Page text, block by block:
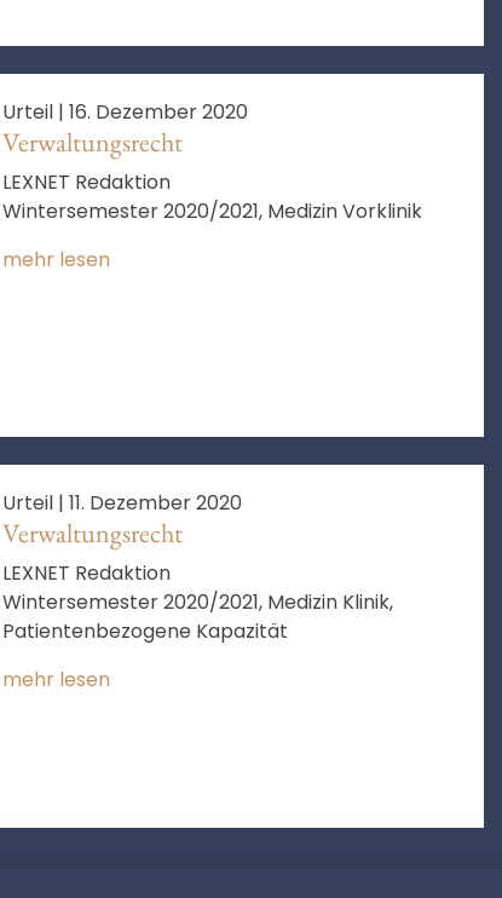
Urteil | 16. Dezember 2020
Verwaltungsrecht
LEXNET Redaktion
Wintersemester 2020/2021, Medizin Vorklinik
mehr lesen
Urteil | 11. Dezember 2020
Verwaltungsrecht
LEXNET Redaktion
Wintersemester 2020/2021, Medizin Klinik,
Patientenbezogene Kapazität
mehr lesen